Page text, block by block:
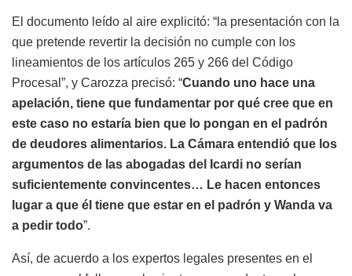
El documento leído al aire explicitó: “la presentación con la
que pretende revertir la decisión no cumple con los
lineamientos de los artículos 265 y 266 del Código
Procesal”, y Carozza precisó: “Cuando uno hace una
apelación, tiene que fundamentar por qué cree que en
este caso no estaría bien que lo pongan en el padrón
de deudores alimentarios. La Cámara entendió que los
argumentos de las abogadas del Icardi no serían
suficientemente convincentes… Le hacen entonces
lugar a que él tiene que estar en el padrón y Wanda va
a pedir todo”.
Así, de acuerdo a los expertos legales presentes en el